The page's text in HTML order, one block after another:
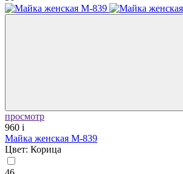
просмотр
960 i
Майка женская М-839
Цвет: Корица